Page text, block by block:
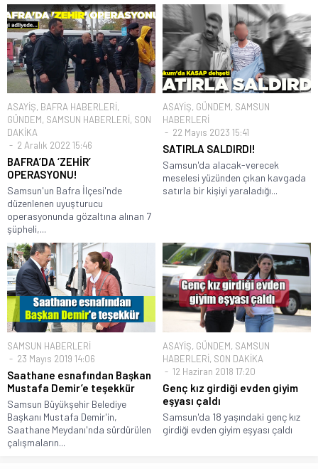
ASAYİŞ, BAFRA HABERLERİ,
GÜNDEM, SAMSUN HABERLERİ, SON
DAKİKA
2 Aralık 2022 15:46
BAFRA’DA ‘ZEHİR’
OPERASYONU!
Samsun'un Bafra İlçesi'nde
düzenlenen uyuşturucu
operasyonunda gözaltına alınan 7
şüpheli,...
ASAYİŞ, GÜNDEM, SAMSUN
HABERLERİ
22 Mayıs 2023 15:41
SATIRLA SALDIRDI!
Samsun'da alacak-verecek
meselesi yüzünden çıkan kavgada
satırla bir kişiyi yaraladığı...
SAMSUN HABERLERİ
23 Mayıs 2019 14:06
Saathane esnafından Başkan
Mustafa Demir’e teşekkür
Samsun Büyükşehir Belediye
Başkanı Mustafa Demir'in,
Saathane Meydanı'nda sürdürülen
çalışmaların...
ASAYİŞ, GÜNDEM, SAMSUN
HABERLERİ, SON DAKİKA
12 Haziran 2018 17:20
Genç kız girdiği evden giyim
eşyası çaldı
Samsun'da 18 yaşındaki genç kız
girdiği evden giyim eşyası çaldı